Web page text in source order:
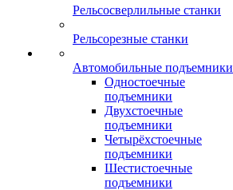
Рельсосверлильные станки
Рельсорезные станки
Автомобильные подъемники
Одностоечные
подъемники
Двухстоечные
подъемники
Четырёхстоечные
подъемники
Шестистоечные
подъемники